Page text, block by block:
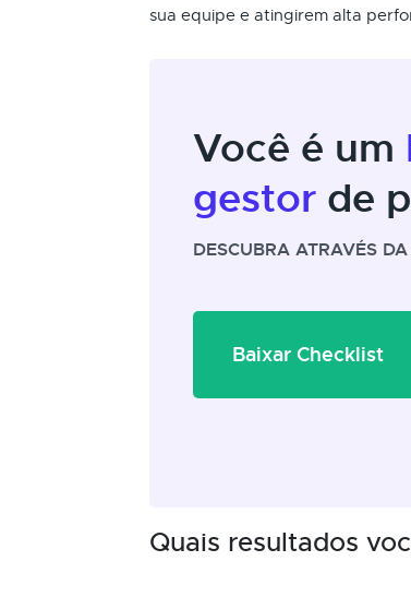
sua equipe e atingirem alta
Você é um
gestor de
DESCUBRA ATRAVÉS
Baixar Checklist
Quais resultados